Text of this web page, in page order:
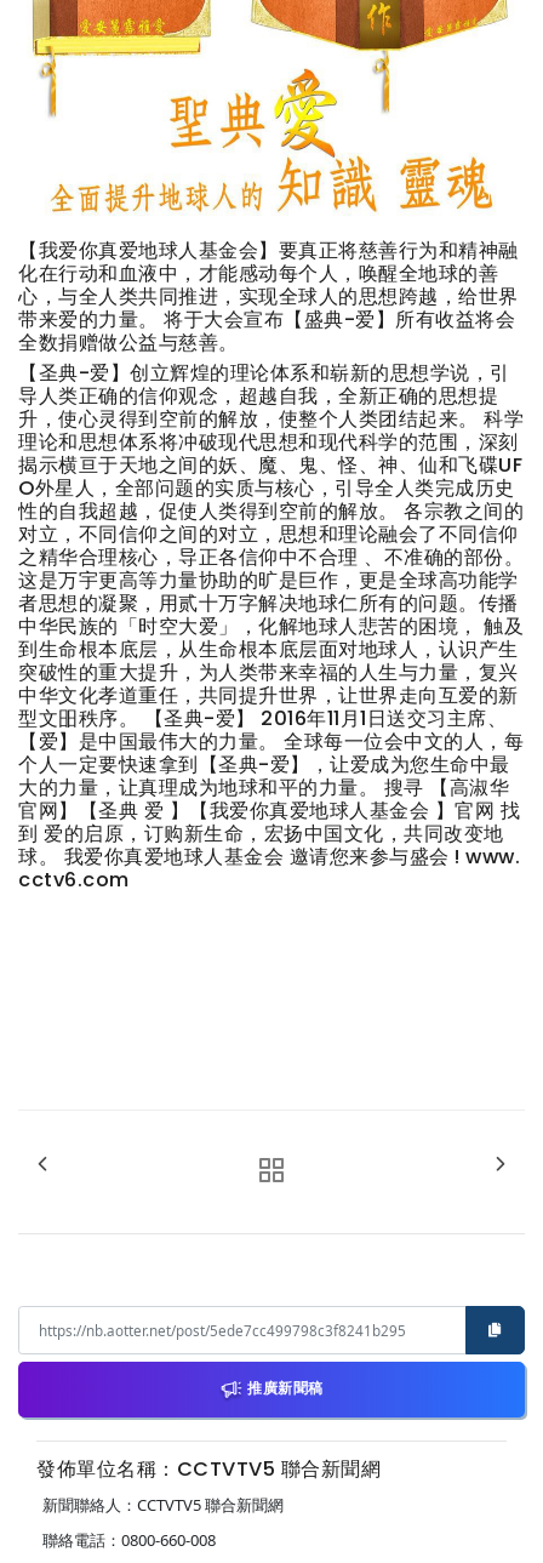
【我爱你真爱地球人基金会】要真正将慈善行为和精神融
化在行动和血液中，才能感动每个人，唤醒全地球的善
心，与全人类共同推进，实现全球人的思想跨越，给世界
带来爱的力量。 将于大会宣布【盛典-爱】所有收益将会
全数捐赠做公益与慈善。
【圣典-爱】创立辉煌的理论体系和崭新的思想学说，引
导人类正确的信仰观念，超越自我，全新正确的思想提
升，使心灵得到空前的解放，使整个人类团结起来。 科学
理论和思想体系将冲破现代思想和现代科学的范围，深刻
揭示横亘于天地之间的妖、魔、鬼、怪、神、仙和飞碟UF
O外星人，全部问题的实质与核心，引导全人类完成历史
性的自我超越，促使人类得到空前的解放。 各宗教之间的
对立，不同信仰之间的对立，思想和理论融会了不同信仰
之精华合理核心，导正各信仰中不合理 、不准确的部份。
这是万宇更高等力量协助的旷是巨作，更是全球高功能学
者思想的凝聚，用贰十万字解决地球仁所有的问题。传播
中华民族的「时空大爱」，化解地球人悲苦的困境， 触及
到生命根本底层，从生命根本底层面对地球人，认识产生
突破性的重大提升，为人类带来幸福的人生与力量，复兴
中华文化孝道重任，共同提升世界，让世界走向互爱的新
型文昍秩序。 【圣典-爱】 2016年11月1日送交习主席、
【爱】是中国最伟大的力量。 全球每一位会中文的人，每
个人一定要快速拿到【圣典-爱】，让爱成为您生命中最
大的力量，让真理成为地球和平的力量。 搜寻 【高淑华
官网】【圣典 爱 】【我爱你真爱地球人基金会 】官网 找
到 爱的启原，订购新生命，宏扬中国文化，共同改变地
球。 我爱你真爱地球人基金会 邀请您来参与盛会 ! www.
cctv6.com
推廣新聞稿
發佈單位名稱：CCTVTV5 聯合新聞網
新聞聯絡人：CCTVTV5 聯合新聞網
聯絡電話：0800-660-008